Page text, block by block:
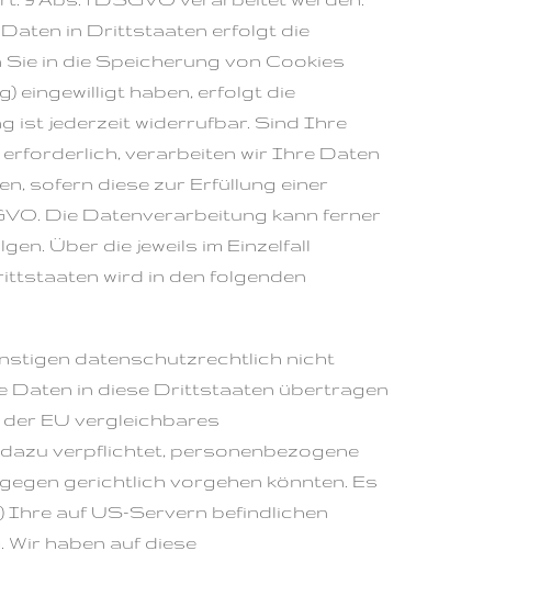
in Drittstaaten erfolgt die
in die Speicherung von Cookies
eingewilligt haben, erfolgt die
ist jederzeit widerrufbar. Sind Ihre
verarbeiten wir Ihre Daten
sofern diese zur Erfüllung einer
Die Datenverarbeitung kann ferner
Über die jeweils im Einzelfall
wird in den folgenden
datenschutzrechtlich nicht
Daten in diese Drittstaaten übertragen
EU vergleichbares
verpflichtet, personenbezogene
gerichtlich vorgehen könnten. Es
Ihre auf US-Servern befindlichen
haben auf diese